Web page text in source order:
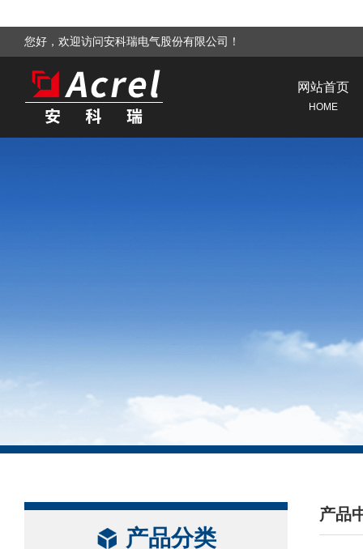
您好，欢迎访问安科瑞电气股份有限公司！
网站首页
HOME
产品分类
产品
/